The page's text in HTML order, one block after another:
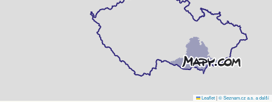
Leaflet|© Seznam.cz a.s. a další